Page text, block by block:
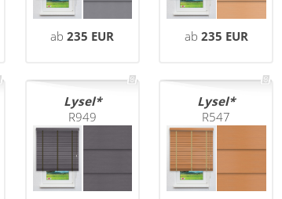
ab235 EUR ab 235 EUR
Lysel
R949
Lysel
R547